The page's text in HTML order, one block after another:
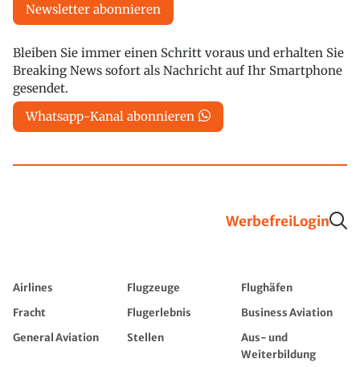
Newsletter abonnieren
Bleiben Sie immer einen Schritt voraus und erhalten Sie
Breaking News sofort als Nachricht auf Ihr Smartphone
gesendet.
Whatsapp-Kanal abonnieren
WerbefreiLogin
Airlines Flugzeuge
Flughäfen
Fracht
Flugerlebnis
Business Aviation
General Aviation
Stellen
Aus- und
Weiterbildung